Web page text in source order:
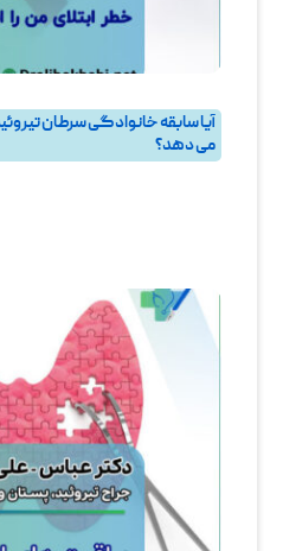
آیا سابقه خانوادگی سرطان
می‌ دهد؟